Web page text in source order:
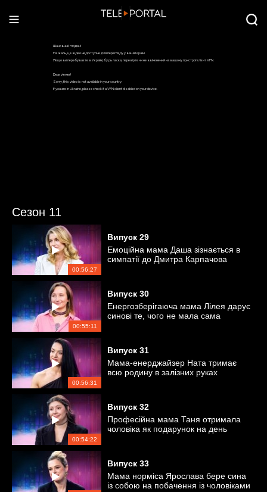
Сезон 11
00:56:27
Випуск 29
Емоційна мама Даша зізнається в
симпатії до Дмитра Карпачова
00:55:11
Випуск 30
Енергозберігаюча мама Лілея дарує
синові те, чого не мала сама
00:56:31
Випуск 31
Мама-енерджайзер Ната тримає
всю родину в залізних руках
00:54:22
Випуск 32
Професійна мама Таня отримала
чоловіка як подарунок на день
Випуск 33
Мама норміса Ярослава бере сина
із собою на побачення із чоловіками